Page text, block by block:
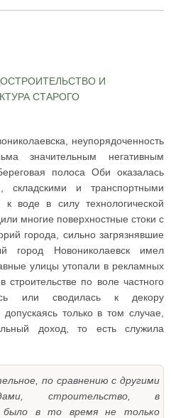
И
СТАРОГО
неупорядоченность
значительным негативным
полоса Оби оказалась
складскими и транспортными
воде в силу технологической
многие поверхностные стоки с
города, сильно загрязнявшие
город Новониколаевск имел
улицы утопали в рекламных
строительстве по воле частного
или сводилась к декору
допускаясь только в том случае,
доход, то есть служила
по сравнению с другими
строительство, в
было в то время не только